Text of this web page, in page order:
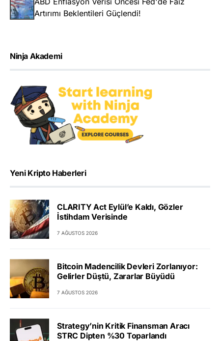
Artırımı Beklentileri Güçlendi!
Ninja Akademi
Yeni Kripto Haberleri
CLARITY Act Eylül’e Kaldı, Gözler
İstihdam Verisinde
7 AĞUSTOS 2026
Bitcoin Madencilik Devleri Zorlanıyor:
Gelirler Düştü, Zararlar Büyüdü
7 AĞUSTOS 2026
Strategy’nin Kritik Finansman Aracı
STRC Dipten %30 Toparlandı